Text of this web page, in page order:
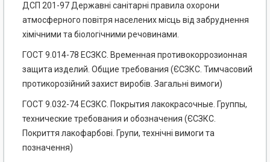
ДСП 201-97 Державні санітарні правила охорони
атмосферного повітря населених місць від забруднення
хімічними та біологічними речовинами.
ГОСТ 9.014-78 ЕСЗКС. Временная противокоррозионная
защита изделий. Общие требования (ЄСЗКС. Тимчасовий
протикорозійний захист виробів. Загальні вимоги)
ГОСТ 9.032-74 ЕСЗКС. Покрытия лакокрасочные. Группы,
технические требования и обозначения (ЄСЗКС.
Покриття лакофарбові. Групи, технічні вимоги та
позначення)